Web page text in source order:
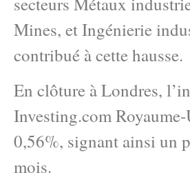
Mines, et Ingénierie
contribué à cette hausse.
En clôture à Londres,
Investing.com
0,56%, signant ainsi un
mois.